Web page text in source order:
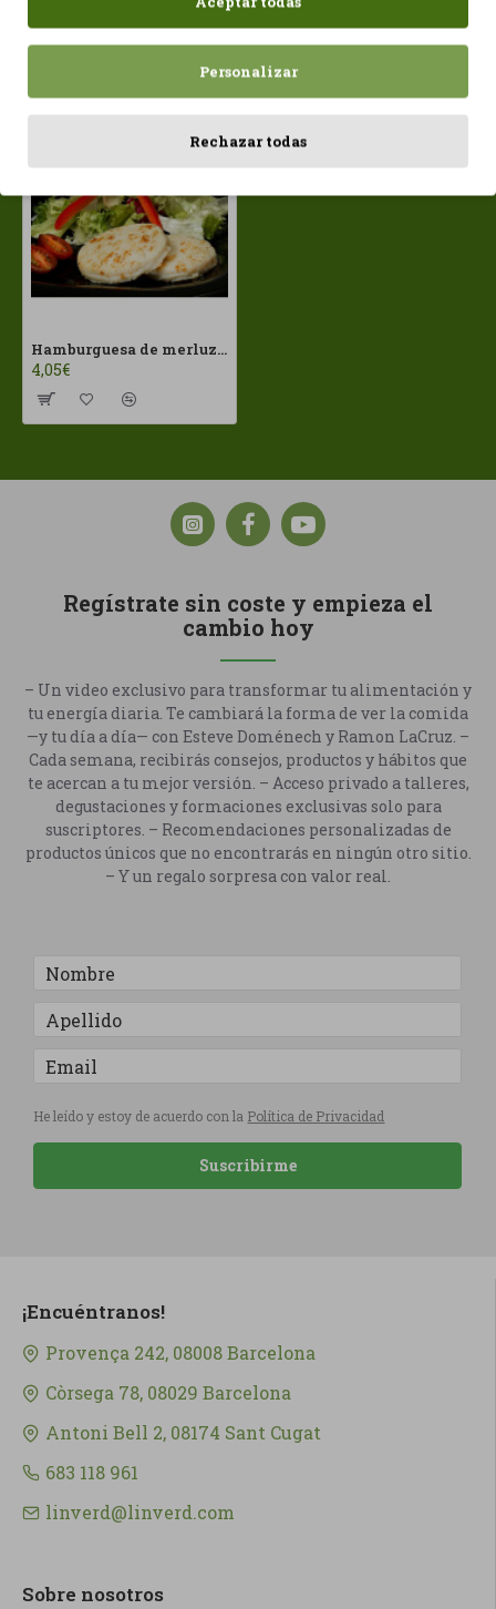
Vistos recientemente Más vistos
Hamburguesa de merluza Salvaje 2x80gr S/G Ready Fish
4,05€
Regístrate sin coste y empieza el
cambio hoy
– Un video exclusivo para transformar tu alimentación y
tu energía diaria. Te cambiará la forma de ver la comida
—y tu día a día— con Esteve Doménech y Ramon LaCruz. –
Cada semana, recibirás consejos, productos y hábitos que
te acercan a tu mejor versión. – Acceso privado a talleres,
degustaciones y formaciones exclusivas solo para
suscriptores. – Recomendaciones personalizadas de
productos únicos que no encontrarás en ningún otro sitio.
– Y un regalo sorpresa con valor real.
He leído y estoy de acuerdo con la Política de Privacidad
Suscribirme
¡Encuéntranos!
Provença 242, 08008 Barcelona
Còrsega 78, 08029 Barcelona
Antoni Bell 2, 08174 Sant Cugat
683 118 961
linverd@linverd.com
Sobre nosotros
Personalizar
Rechazar todas